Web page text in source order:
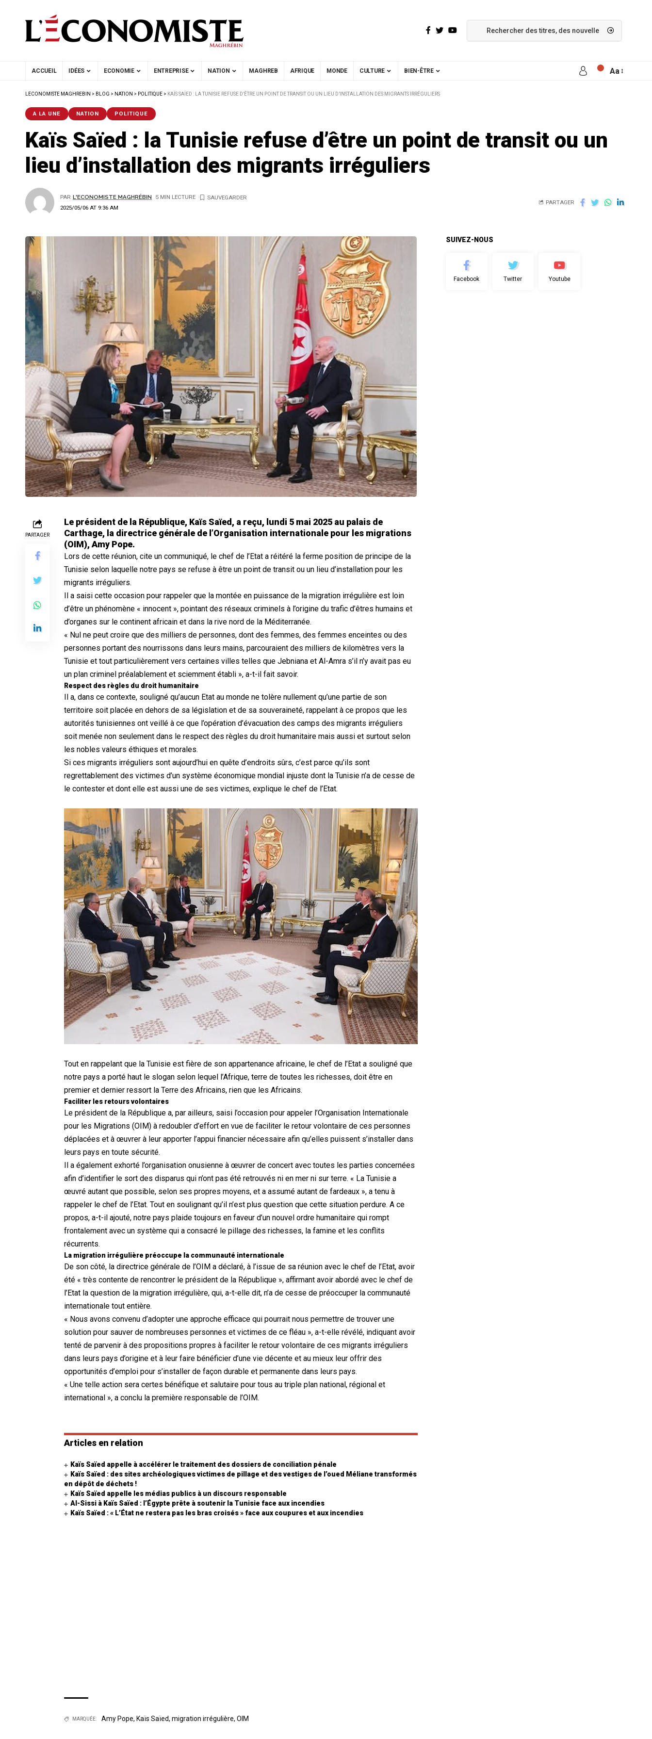
ACCUEIL IDÉES ECONOMIE ENTREPRISE NATION MAGHREB AFRIQUE MONDE CULTURE BIEN-ÊTRE Aa
LECONOMISTE MAGHREBIN > BLOG > NATION > POLITIQUE > KAÏS SAÏED : LA TUNISIE REFUSE D’ÊTRE UN POINT DE TRANSIT OU UN LIEU D’INSTALLATION DES MIGRANTS IRRÉGULIERS
A LA UNE NATION POLITIQUE
Kaïs Saïed : la Tunisie refuse d’être un point de transit ou un
lieu d’installation des migrants irréguliers
2025/05/06 AT 9:36 AM
PAR L'ECONOMISTE MAGHRÉBIN 5 MIN LECTURE
PARTAGER
PARTAGER
Le président de la République, Kaïs Saïed, a reçu, lundi 5 mai 2025 au palais de
Carthage, la directrice générale de l’Organisation internationale pour les migrations
(OIM), Amy Pope.
Lors de cette réunion, cite un communiqué, le chef de l’Etat a réitéré la ferme position de principe de la
Tunisie selon laquelle notre pays se refuse à être un point de transit ou un lieu d’installation pour les
migrants irréguliers.
Il a saisi cette occasion pour rappeler que la montée en puissance de la migration irrégulière est loin
d’être un phénomène « innocent », pointant des réseaux criminels à l’origine du trafic d’êtres humains et
d’organes sur le continent africain et dans la rive nord de la Méditerranée.
« Nul ne peut croire que des milliers de personnes, dont des femmes, des femmes enceintes ou des
personnes portant des nourrissons dans leurs mains, parcouraient des milliers de kilomètres vers la
Tunisie et tout particulièrement vers certaines villes telles que Jebniana et Al-Amra s’il n’y avait pas eu
un plan criminel préalablement et sciemment établi », a-t-il fait savoir.
Respect des règles du droit humanitaire
Il a, dans ce contexte, souligné qu’aucun Etat au monde ne tolère nullement qu’une partie de son
territoire soit placée en dehors de sa législation et de sa souveraineté, rappelant à ce propos que les
autorités tunisiennes ont veillé à ce que l’opération d’évacuation des camps des migrants irréguliers
soit menée non seulement dans le respect des règles du droit humanitaire mais aussi et surtout selon
les nobles valeurs éthiques et morales.
Si ces migrants irréguliers sont aujourd’hui en quête d’endroits sûrs, c’est parce qu’ils sont
regrettablement des victimes d’un système économique mondial injuste dont la Tunisie n’a de cesse de
le contester et dont elle est aussi une de ses victimes, explique le chef de l’Etat.
Tout en rappelant que la Tunisie est fière de son appartenance africaine, le chef de l’Etat a souligné que
notre pays a porté haut le slogan selon lequel l’Afrique, terre de toutes les richesses, doit être en
premier et dernier ressort la Terre des Africains, rien que les Africains.
Faciliter les retours volontaires
Le président de la République a, par ailleurs, saisi l’occasion pour appeler l’Organisation Internationale
pour les Migrations (OIM) à redoubler d’effort en vue de faciliter le retour volontaire de ces personnes
déplacées et à œuvrer à leur apporter l’appui financier nécessaire afin qu’elles puissent s’installer dans
leurs pays en toute sécurité.
Il a également exhorté l’organisation onusienne à œuvrer de concert avec toutes les parties concernées
afin d’identifier le sort des disparus qui n’ont pas été retrouvés ni en mer ni sur terre. « La Tunisie a
œuvré autant que possible, selon ses propres moyens, et a assumé autant de fardeaux », a tenu à
rappeler le chef de l’Etat. Tout en soulignant qu’il n’est plus question que cette situation perdure. A ce
propos, a-t-il ajouté, notre pays plaide toujours en faveur d’un nouvel ordre humanitaire qui rompt
frontalement avec un système qui a consacré le pillage des richesses, la famine et les conflits
récurrents.
La migration irrégulière préoccupe la communauté internationale
De son côté, la directrice générale de l’OIM a déclaré, à l’issue de sa réunion avec le chef de l’Etat, avoir
été « très contente de rencontrer le président de la République », affirmant avoir abordé avec le chef de
l’Etat la question de la migration irrégulière, qui, a-t-elle dit, n’a de cesse de préoccuper la communauté
internationale tout entière.
« Nous avons convenu d’adopter une approche efficace qui pourrait nous permettre de trouver une
solution pour sauver de nombreuses personnes et victimes de ce fléau », a-t-elle révélé, indiquant avoir
tenté de parvenir à des propositions propres à faciliter le retour volontaire de ces migrants irréguliers
dans leurs pays d’origine et à leur faire bénéficier d’une vie décente et au mieux leur offrir des
opportunités d’emploi pour s’installer de façon durable et permanente dans leurs pays.
« Une telle action sera certes bénéfique et salutaire pour tous au triple plan national, régional et
international », a conclu la première responsable de l’OIM.
Articles en relation
Kaïs Saïed appelle à accélérer le traitement des dossiers de conciliation pénale
Kaïs Saïed : des sites archéologiques victimes de pillage et des vestiges de l’oued Méliane transformés
en dépôt de déchets !
Kaïs Saïed appelle les médias publics à un discours responsable
Al-Sissi à Kaïs Saïed : l’Égypte prête à soutenir la Tunisie face aux incendies
Kaïs Saïed : « L’État ne restera pas les bras croisés » face aux coupures et aux incendies
MARQUÉE: Amy Pope, Kaïs Saïed, migration irrégulière, OIM
SUIVEZ-NOUS
Facebook Twitter Youtube